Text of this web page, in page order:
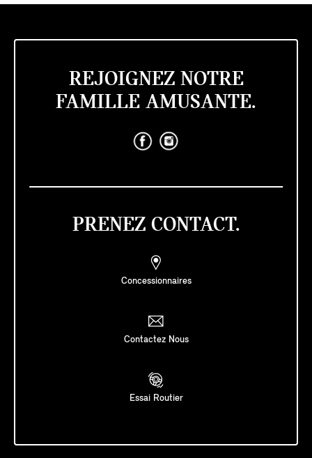
REJOIGNEZ NOTRE
FAMILLE AMUSANTE.
PRENEZ CONTACT.
Concessionnaires
Contactez Nous
Essai Routier